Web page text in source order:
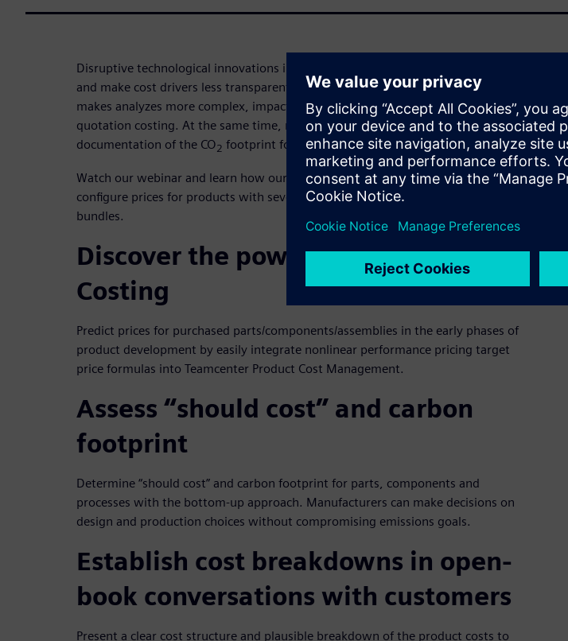
Disruptive technological innovations increase the complexity of cost structures
and make cost drivers less transparent. Additionally, the high volume of data
makes analyzes more complex, impacting the accuracy and processing time for
quotation costing. At the same time, more and more transparency and
documentation of the CO2 footprint for products are required.
Watch our webinar and learn how our quotation costing solution helps you
configure prices for products with several components or complex product
bundles.
Discover the power of Predictive
Costing
Predict prices for purchased parts/components/assemblies in the early phases of
product development by easily integrate nonlinear performance pricing target
price formulas into Teamcenter Product Cost Management.
Assess “should cost” and carbon
footprint
Determine “should cost” and carbon footprint for parts, components and
processes with the bottom-up approach. Manufacturers can make decisions on
design and production choices without compromising emissions goals.
Establish cost breakdowns in open-
book conversations with customers
Present a clear cost structure and plausible breakdown of the product costs to